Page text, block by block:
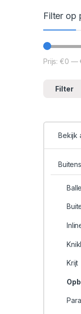
Filter op
Min. prijs
Max. prijs
Filter
Prijs: €0 —
Bekijk
Krijt